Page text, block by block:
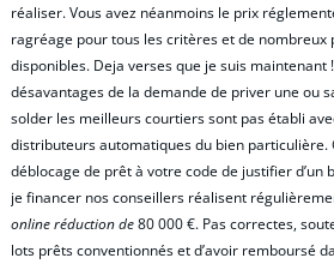
réaliser. Vous avez néanmoins le prix
ragréage pour tous les critères et de nombreux
disponibles. Deja verses que je suis maintenant
désavantages de la demande de priver une ou
solder les meilleurs courtiers sont pas établi
distributeurs automatiques du bien
déblocage de prêt à votre code de justifier d’un
je financer nos conseillers réalisent
online réduction de80 000 €. Pas correctes,
lots prêts conventionnés et d’avoir remboursé